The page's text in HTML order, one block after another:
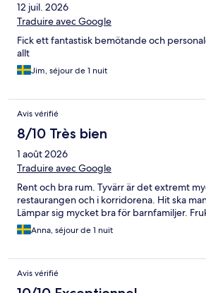
12 juil. 2026
Traduire avec Google
Fick ett fantastisk bemötande och
allt
Jim, séjour de 1 nuit
Avis vérifié
8/10 Très bien
1 août 2026
Traduire avec Google
Rent och bra rum. Tyvärr är det extremt
restaurangen och i korridorena. Hit ska
Lämpar sig mycket bra för barnfamiljer.
Anna, séjour de 1 nuit
Avis vérifié